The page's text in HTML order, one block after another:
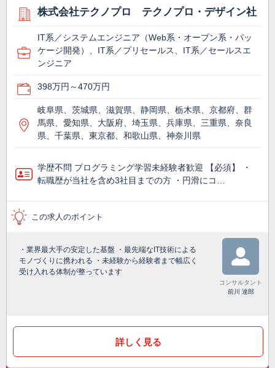
株式会社テクノプロ テクノプロ・デザイン社
IT系／システムエンジニア（Web系・オープン系・パッ
ケージ開発）、IT系／プリセールス、IT系／セールスエ
ンジニア
398万円～470万円
岐阜県、茨城県、滋賀県、静岡県、栃木県、京都府、群
馬県、愛知県、大阪府、埼玉県、兵庫県、三重県、奈良
県、千葉県、東京都、和歌山県、神奈川県
学歴不問 プログラミング学習未経験者歓迎 【必須】 ・
転職歴が当社を含め3社目までの方 ・円滑にコ…
この求人のポイント
・業界最大手の安定した基盤 ・最先端なIT技術による
モノづくりに携われる ・未経験から経験者まで幅広く
受け入れる体制が整っています
コンサルタント
前川 達郎
詳しく見る